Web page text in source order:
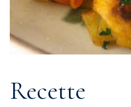
Recette